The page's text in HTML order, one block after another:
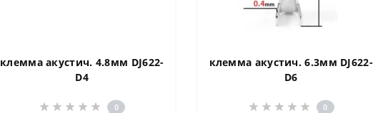
клемма акустич. 4.8мм DJ622-
D4
0
клемма акустич. 6.3мм DJ622-
D6
0